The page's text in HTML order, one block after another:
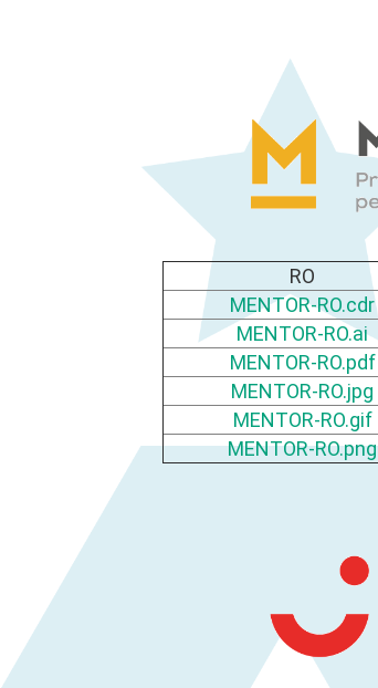
RO
MENTOR-RO.cdr
MENTOR-RO.ai
MENTOR-RO.pdf
MENTOR-RO.jpg
MENTOR-RO.gif
MENTOR-RO.png